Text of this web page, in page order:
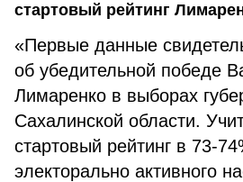
стартовый рейтинг
«Первые данные
об убедительной победе
Лимаренко в выборах
Сахалинской области.
стартовый рейтинг в 73-
электорально активного